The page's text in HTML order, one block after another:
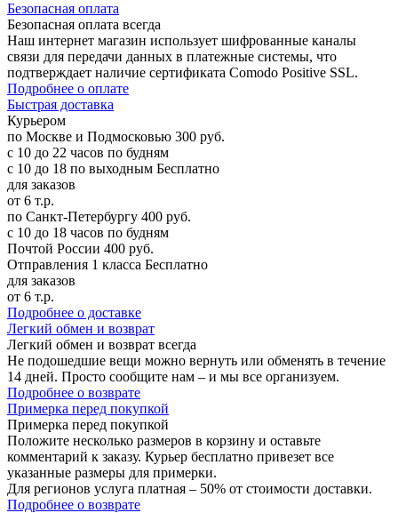
Безопасная оплата
Безопасная оплата всегда
Наш интернет магазин использует шифрованные каналы
связи для передачи данных в платежные системы, что
подтверждает наличие сертификата Comodo Positive SSL.
Подробнее о оплате
Быстрая доставка
Курьером
по Москве и Подмосковью 300 руб.
с 10 до 22 часов по будням
с 10 до 18 по выходным Бесплатно
для заказов
от 6 т.р.
по Санкт-Петербургу 400 руб.
с 10 до 18 часов по будням
Почтой России 400 руб.
Отправления 1 класса Бесплатно
для заказов
от 6 т.р.
Подробнее о доставке
Легкий обмен и возврат
Легкий обмен и возврат всегда
Не подошедшие вещи можно вернуть или обменять в течение
14 дней. Просто сообщите нам – и мы все организуем.
Подробнее о возврате
Примерка перед покупкой
Примерка перед покупкой
Положите несколько размеров в корзину и оставьте
комментарий к заказу. Курьер бесплатно привезет все
указанные размеры для примерки.
Для регионов услуга платная – 50% от стоимости доставки.
Подробнее о возврате